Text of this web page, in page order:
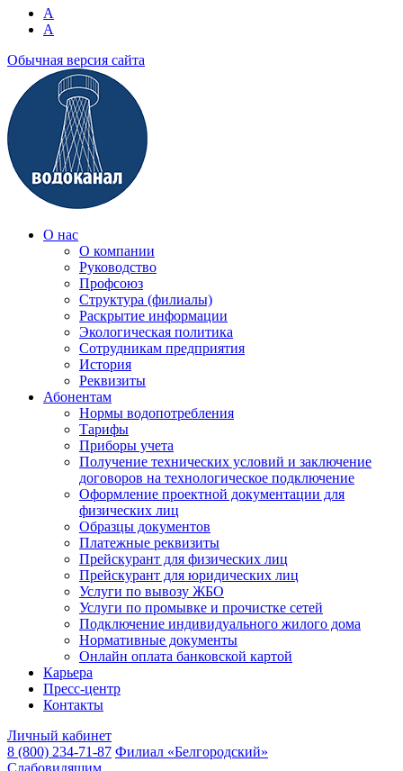
A
A
Обычная версия сайта
О нас
О компании
Руководство
Профсоюз
Структура (филиалы)
Раскрытие информации
Экологическая политика
Сотрудникам предприятия
История
Реквизиты
Абонентам
Нормы водопотребления
Тарифы
Приборы учета
Получение технических условий и заключение
договоров на технологическое подключение
Оформление проектной документации для
физических лиц
Образцы документов
Платежные реквизиты
Прейскурант для физических лиц
Прейскурант для юридических лиц
Услуги по вывозу ЖБО
Услуги по промывке и прочистке сетей
Подключение индивидуального жилого дома
Нормативные документы
Онлайн оплата банковской картой
Карьера
Пресс-центр
Контакты
Личный кабинет
8 (800) 234-71-87 Филиал «Белгородский»
Слабовидящим